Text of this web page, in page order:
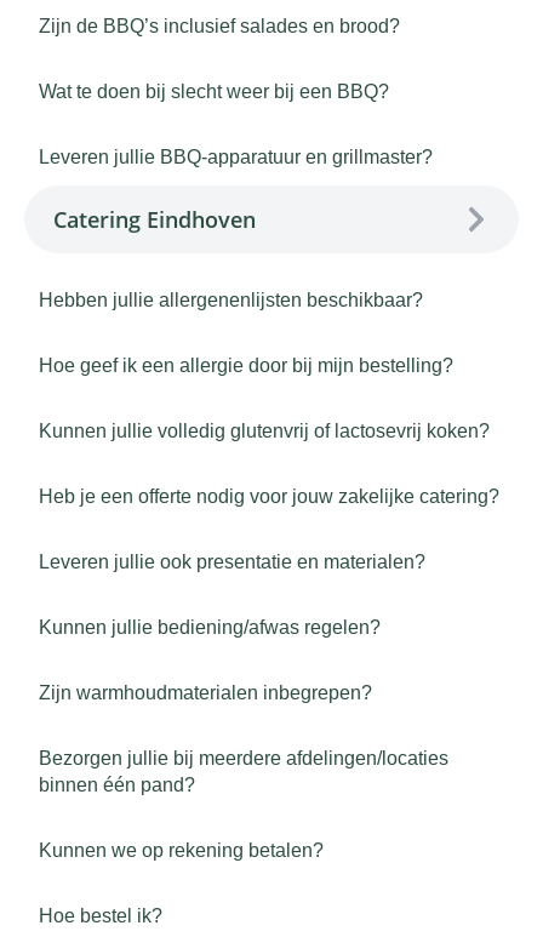
Zijn de BBQ’s inclusief salades en brood?
Wat te doen bij slecht weer bij een BBQ?
Leveren jullie BBQ-apparatuur en grillmaster?
Catering Eindhoven
Hebben jullie allergenenlijsten beschikbaar?
Hoe geef ik een allergie door bij mijn bestelling?
Kunnen jullie volledig glutenvrij of lactosevrij koken?
Heb je een offerte nodig voor jouw zakelijke catering?
Leveren jullie ook presentatie en materialen?
Kunnen jullie bediening/afwas regelen?
Zijn warmhoudmaterialen inbegrepen?
Bezorgen jullie bij meerdere afdelingen/locaties
binnen één pand?
Kunnen we op rekening betalen?
Hoe bestel ik?